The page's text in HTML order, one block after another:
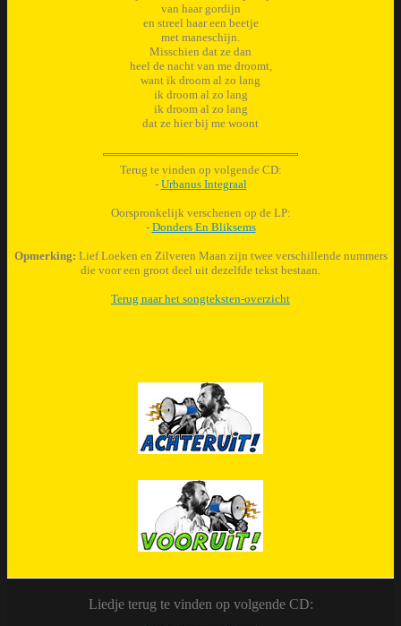
van haar gordijn
en streel haar een beetje
met maneschijn.
Misschien dat ze dan
heel de nacht van me droomt,
want ik droom al zo lang
ik droom al zo lang
ik droom al zo lang
dat ze hier bij me woont
Terug te vinden op volgende CD:
- Urbanus Integraal
Oorspronkelijk verschenen op de LP:
- Donders En Bliksems
Opmerking: Lief Loeken en Zilveren Maan zijn twee verschillende nummers
die voor een groot deel uit dezelfde tekst bestaan.
Terug naar het songteksten-overzicht
Liedje terug te vinden op volgende CD: